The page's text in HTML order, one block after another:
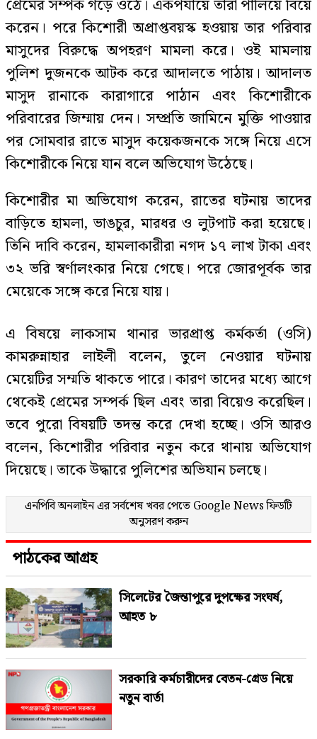
প্রেমের সম্পর্ক গড়ে ওঠে। একপর্যায়ে তারা পালিয়ে বিয়ে
করেন। পরে কিশোরী অপ্রাপ্তবয়স্ক হওয়ায় তার পরিবার
মাসুদের বিরুদ্ধে অপহরণ মামলা করে। ওই মামলায়
পুলিশ দুজনকে আটক করে আদালতে পাঠায়। আদালত
মাসুদ রানাকে কারাগারে পাঠান এবং কিশোরীকে
পরিবারের জিম্মায় দেন। সম্প্রতি জামিনে মুক্তি পাওয়ার
পর সোমবার রাতে মাসুদ কয়েকজনকে সঙ্গে নিয়ে এসে
কিশোরীকে নিয়ে যান বলে অভিযোগ উঠেছে।
কিশোরীর মা অভিযোগ করেন, রাতের ঘটনায় তাদের
বাড়িতে হামলা, ভাঙচুর, মারধর ও লুটপাট করা হয়েছে।
তিনি দাবি করেন, হামলাকারীরা নগদ ১৭ লাখ টাকা এবং
৩২ ভরি স্বর্ণালংকার নিয়ে গেছে। পরে জোরপূর্বক তার
মেয়েকে সঙ্গে করে নিয়ে যায়।
এ বিষয়ে লাকসাম থানার ভারপ্রাপ্ত কর্মকর্তা (ওসি)
কামরুন্নাহার লাইলী বলেন, তুলে নেওয়ার ঘটনায়
মেয়েটির সম্মতি থাকতে পারে। কারণ তাদের মধ্যে আগে
থেকেই প্রেমের সম্পর্ক ছিল এবং তারা বিয়েও করেছিল।
তবে পুরো বিষয়টি তদন্ত করে দেখা হচ্ছে। ওসি আরও
বলেন, কিশোরীর পরিবার নতুন করে থানায় অভিযোগ
দিয়েছে। তাকে উদ্ধারে পুলিশের অভিযান চলছে।
এনপিবি অনলাইন এর সর্বশেষ খবর পেতে Google Newsফিডটি
অনুসরণ করুন
পাঠকের আগ্রহ
সিলেটের জৈন্তাপুরে দুপক্ষের সংঘর্ষ,
আহত ৮
সরকারি কর্মচারীদের বেতন-গ্রেড নিয়ে
নতুন বার্তা